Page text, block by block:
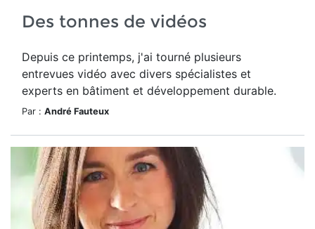
Des tonnes de vidéos
Depuis ce printemps, j'ai tourné plusieurs
entrevues vidéo avec divers spécialistes et
experts en bâtiment et développement durable.
Par : André Fauteux